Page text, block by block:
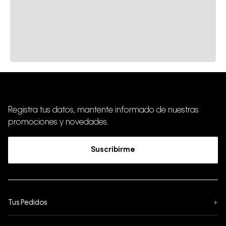
Registra tus datos, mantente informado de nuestras
promociones y novedades.
Suscribirme
Tus Pedidos +